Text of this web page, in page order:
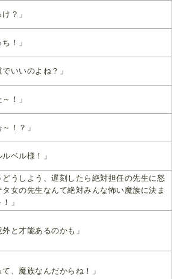
？」
！」
でいいのよね？」
！」
！？」
ルベル様！」
どうしよう、遅刻したら絶対担任の先生に怒
タ女の先生なんて絶対みんな怖い魔族に決ま
」
外と才能あるのかも」
て、魔族なんだからね！」